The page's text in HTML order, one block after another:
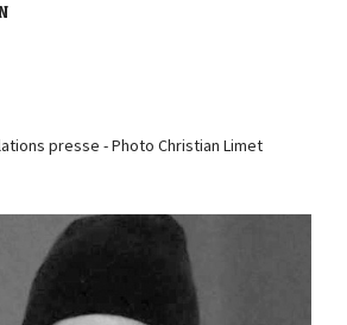
presse - Photo Christian Limet